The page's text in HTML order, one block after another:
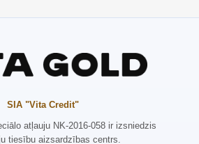
SIA "Vita Credit"
atļauju NK-2016-058 ir izsniedzis
tiesību aizsardzības centrs.